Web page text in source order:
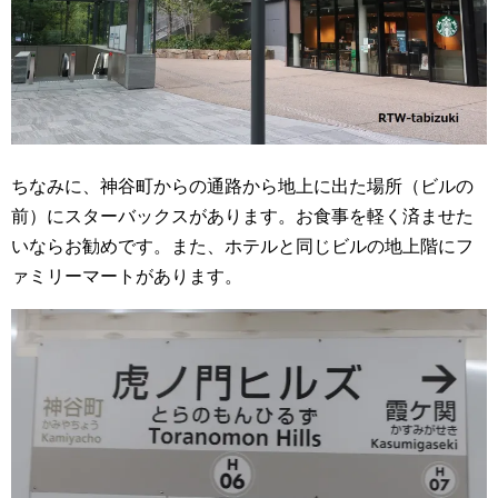
ちなみに、神谷町からの通路から地上に出た場所（ビルの
前）にスターバックスがあります。お食事を軽く済ませた
いならお勧めです。また、ホテルと同じビルの地上階にフ
ァミリーマートがあります。